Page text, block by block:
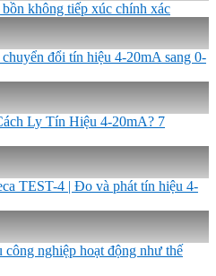
không tiếp xúc chính xác
đổi tín hiệu 4-20mA sang 0-
Ly Tín Hiệu 4-20mA? 7
TEST-4 | Đo và phát tín hiệu 4-
nghiệp hoạt động như thế